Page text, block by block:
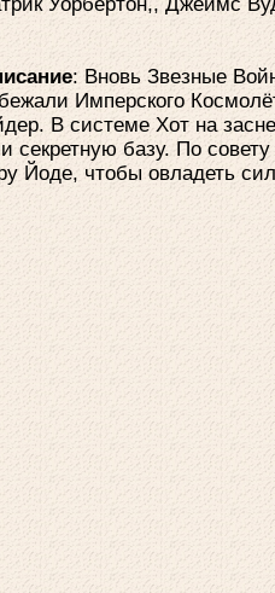
Уорбертон,, Джеймс
: Вновь Звезные
Имперского
В системе Хот на
секретную базу. По
Йоде, чтобы овладеть